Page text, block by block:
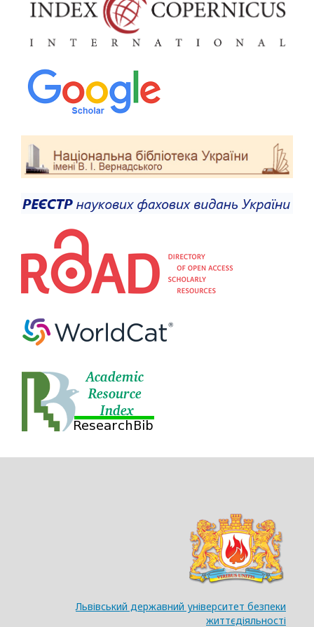
Львівський державний університет безпеки
життєдіяльності